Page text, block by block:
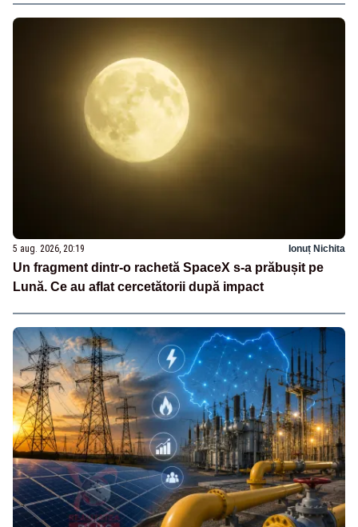
5 aug. 2026, 20:19 Ionuț Nichita
Un fragment dintr-o rachetă SpaceX s-a prăbușit pe
Lună. Ce au aflat cercetătorii după impact